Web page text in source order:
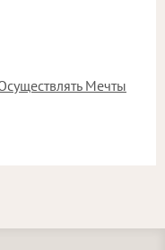
Мечты